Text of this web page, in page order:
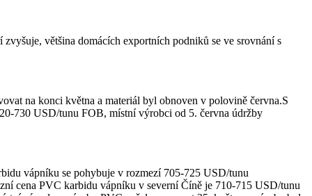
většina domácích exportních podniků se ve srovnání s
na konci května a materiál byl obnoven v polovině června.S
730 USD/tunu FOB, místní výrobci od 5. června údržby
vápníku se pohybuje v rozmezí 705-725 USD/tunu
cena PVC karbidu vápníku v severní Číně je 710-715 USD/tunu